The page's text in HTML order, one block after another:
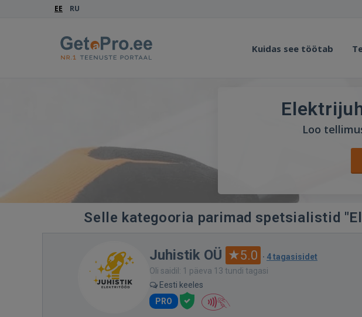
EE RU
Kuidas see töötab
Loo
Selle kategooria parimad spetsialistid
Juhistik OÜ 5.0 · 4 tagasisidet
Oli saidil: 1 päeva 13 tundi tagasi
Eesti keeles
PRO